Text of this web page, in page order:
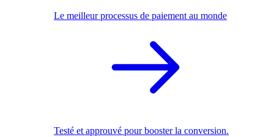
Le meilleur processus de paiement au monde
Testé et approuvé pour booster la conversion.